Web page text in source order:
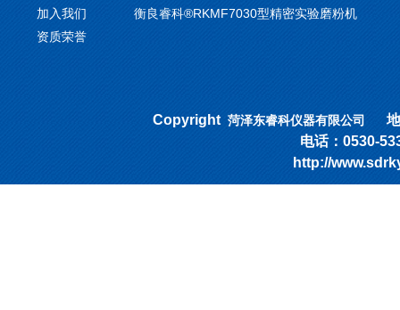
加入我们
资质荣誉
衡良睿科®RKMF7030型精密实验磨粉机
Copyright菏泽东睿科仪器有限公司
地
电话：0530-
http://